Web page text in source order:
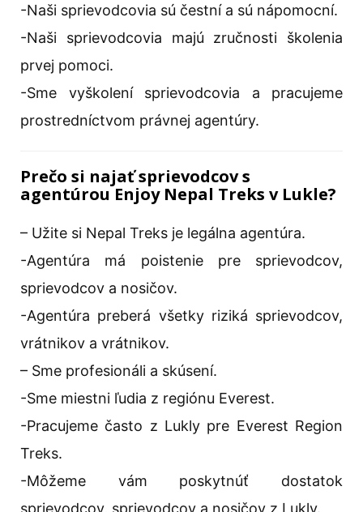
-Naši sprievodcovia sú čestní a sú nápomocní.
-Naši sprievodcovia majú zručnosti školenia
prvej pomoci.
-Sme vyškolení sprievodcovia a pracujeme
prostredníctvom právnej agentúry.
Prečo si najať sprievodcov s
agentúrou Enjoy Nepal Treks v Lukle?
– Užite si Nepal Treks je legálna agentúra.
-Agentúra má poistenie pre sprievodcov,
sprievodcov a nosičov.
-Agentúra preberá všetky riziká sprievodcov,
vrátnikov a vrátnikov.
– Sme profesionáli a skúsení.
-Sme miestni ľudia z regiónu Everest.
-Pracujeme často z Lukly pre Everest Region
Treks.
-Môžeme vám poskytnúť dostatok
sprievodcov, sprievodcov a nosičov z Lukly.